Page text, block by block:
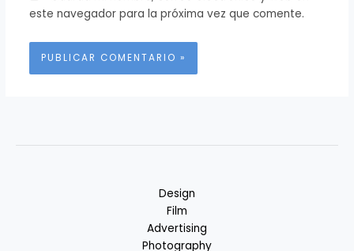
este navegador para la próxima vez que comente.
Design
Film
Advertising
Photography